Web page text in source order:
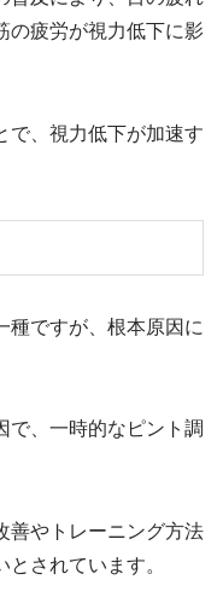
の疲労が視力低下に影
で、視力低下が加速す
種ですが、根本原因に
で、一時的なピント調
善やトレーニング方法
されています。